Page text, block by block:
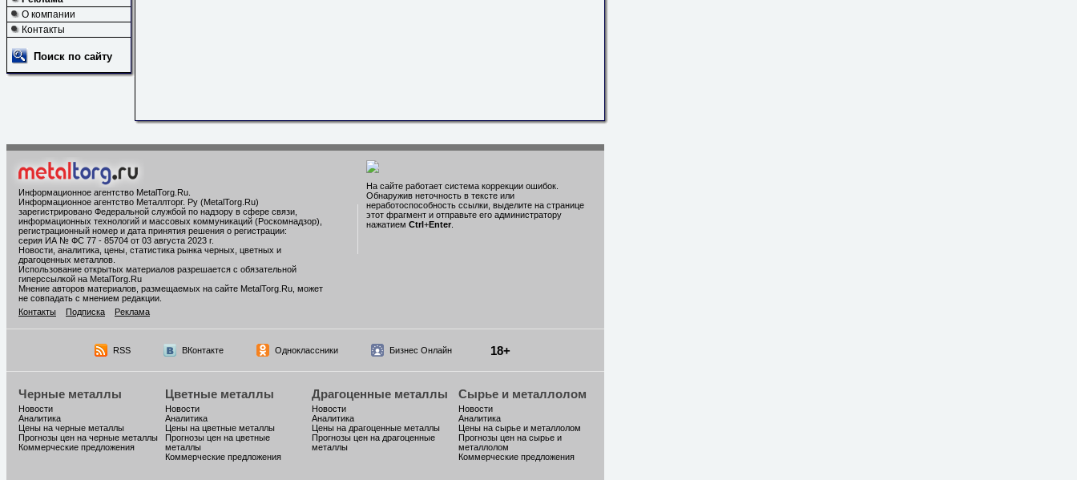
О компании
Контакты
Поиск по сайту
Информационное агентство MetalTorg.Ru
Информационное агентство Металлторг. Ру (MetalTorg.Ru)
зарегистрировано Федеральной службой по надзору в сфере связи,
информационных технологий и массовых коммуникаций (Роскомнадзор),
регистрационный номер и дата принятия решения о регистрации:
серия ИА № ФС 77 - 85704 от 03 августа 2023 г.
Новости, аналитика, цены, статистика рынка черных, цветных и
драгоценных металлов.
Использование открытых материалов разрешается с обязательной
гиперссылкой на MetalTorg.Ru
Мнение авторов материалов, размещаемых на сайте MetalTorg.Ru, может
не совпадать с мнением редакции.
Контакты
Подписка Реклама
На сайте работает система коррекции ошибок.
Обнаружив неточность в тексте или
неработоспособность ссылки, выделите на странице
этот фрагмент и отправьте его администратору
нажатием Ctrl+Enter
RSS ВКонтакте Одноклассники Бизнес Онлайн 18+
Черные металлы
Новости
Аналитика
Цены на черные металлы
Прогнозы цен на черные металлы
Коммерческие предложения
Цветные металлы
Новости
Аналитика
Цены на цветные металлы
Прогнозы цен на цветные
металлы
Коммерческие предложения
Драгоценные металлы
Новости
Аналитика
Цены на драгоценные металлы
Прогнозы цен на драгоценные
металлы
Сырье и металлолом
Новости
Аналитика
Цены на сырье и металлолом
Прогнозы цен на сырье и
металлолом
Коммерческие предложения